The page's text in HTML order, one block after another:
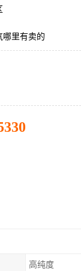
哪里有卖的
高纯度